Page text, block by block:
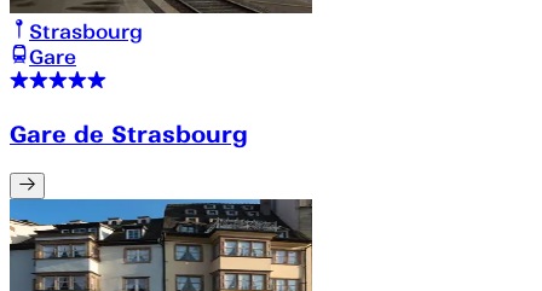
Strasbourg
Gare
Gare de Strasbourg